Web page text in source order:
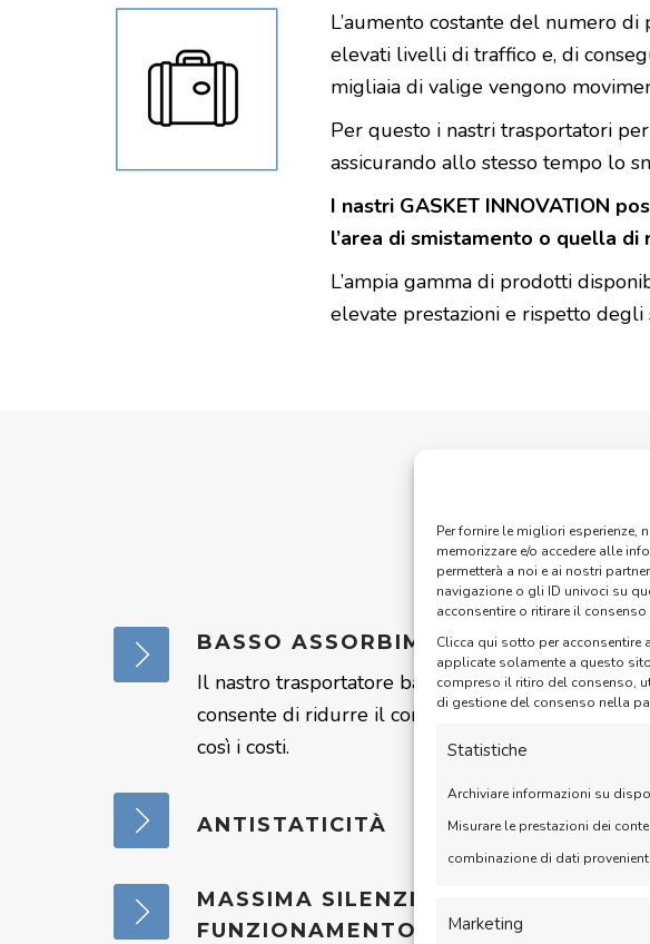
Per fornire le migliori esperienze,
memorizzare e/o accedere alle
permetterà a noi e ai nostri
navigazione o gli ID univoci su
acconsentire o ritirare il
Clicca qui sotto per acconsentire
applicate solamente a questo
compreso il ritiro del consenso,
di gestione del consenso nella
Statistiche
Archiviare informazioni su
Misurare le prestazioni dei
combinazione di dati
Marketing
L’aumento costante del numero
elevati livelli di traffico e, di
migliaia di valige vengono
Per questo i nastri trasportatori
assicurando allo stesso tempo lo
I nastri GASKET INNOVATION
l’area di smistamento o quella
L’ampia gamma di prodotti
elevate prestazioni e rispetto degli
BASSO ASSORBIMENTO
Il nastro trasportatore bagagli GASKET
consente di ridurre il consumo di energia,
così i costi.
ANTISTATICITÀ
MASSIMA SILENZIOSITÀ DI
FUNZIONAMENTO